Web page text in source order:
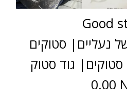
Good
נעליים| סטוקים
גוד סטוק
0.00